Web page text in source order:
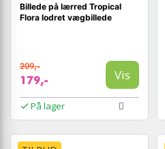
Billede på lærred Tropical
Flora lodret vægbillede
209,-
179,- Vis
På lager